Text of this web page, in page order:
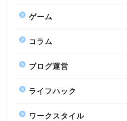
ゲーム
コラム
ブログ運営
ライフハック
ワークスタイル